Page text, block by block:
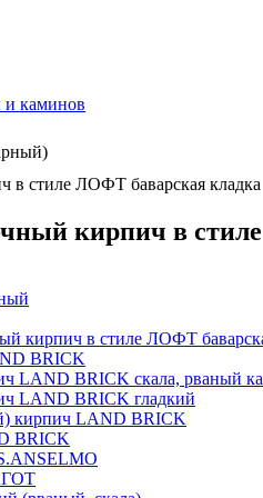
и каминов
кирпич в
кирпич в стиле ЛОФТ
BRICK
LAND BRICK скала, рваный
LAND BRICK гладкий
кирпич LAND BRICK
BRICK